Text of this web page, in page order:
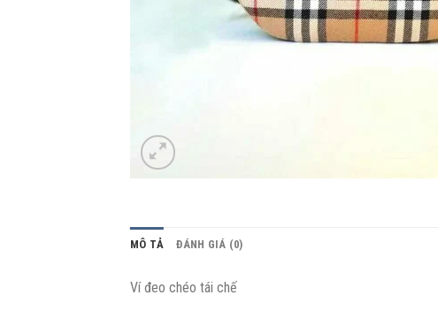
MÔ TẢ ĐÁNH GIÁ (0)
Ví đeo chéo tái chế